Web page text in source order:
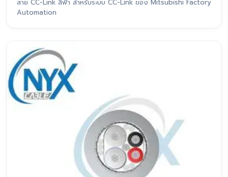
สาย CC-Link สีฟ้า สำหรับระบบ CC-Link ของ Mitsubishi Factory
Automation